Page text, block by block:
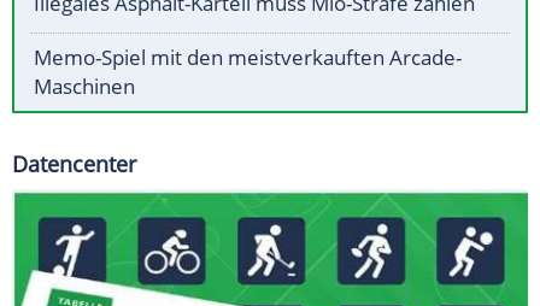
Memo-Spiel mit den meistverkauften Arcade-
Maschinen
Datencenter